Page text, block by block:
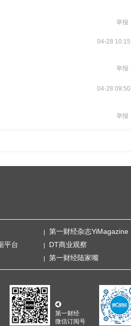
举报
04-28 10:15
举报
04-28 09:50
举报
第一财经杂志YiMagazine
平台 DT商业观察
第一财经陆家嘴
第一财经
微信订阅号